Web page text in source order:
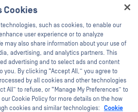
Webinare
Fișe de date
Cărți albe
Instrumente gratuite
Cookies
such as cookies, to enable our
user experience or to analyze
may also share information about your use of
advertising, and analytics partners. This
advertising and to select ads and content
you. By clicking “Accept All,” you agree to
by all cookies and other technologies
All” to refuse, or “Manage My Preferences” to
Cookie Policy for more details on the how
cookies and similar technologies: Cookie
there!
Ozzy, your OPSWAT virtual assistant.
can I help you secure what's critical